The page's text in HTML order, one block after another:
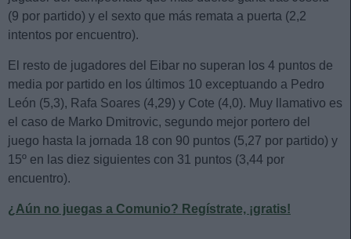
(9 por partido) y el sexto que más remata a puerta (2,2
intentos por encuentro).
El resto de jugadores del Eibar no superan los 4 puntos de
media por partido en los últimos 10 exceptuando a Pedro
León (5,3), Rafa Soares (4,29) y Cote (4,0). Muy llamativo es
el caso de Marko Dmitrovic, segundo mejor portero del
juego hasta la jornada 18 con 90 puntos (5,27 por partido) y
15º en las diez siguientes con 31 puntos (3,44 por
encuentro).
¿Aún no juegas a Comunio? Regístrate, ¡gratis!